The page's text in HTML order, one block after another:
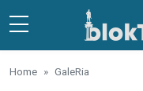
Skip to main content
Home GaleRia